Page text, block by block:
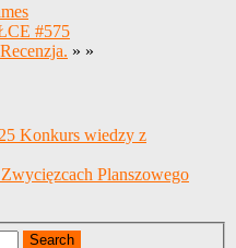
#575
» »
Konkurs wiedzy z
Planszowego